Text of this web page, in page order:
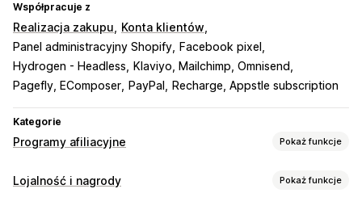
Współpracuje z
Realizacja zakupu
Konta klientów
Panel administracyjny Shopify
Facebook pixel
Hydrogen - Headless
Klaviyo, Mailchimp, Omnisend
Pagefly, EComposer
PayPal Recharge, Appstle subscription
Kategorie
Programy afiliacyjne Pokaż funkcje
Opcje prowizji
Lojalność i nagrody Pokaż funkcje